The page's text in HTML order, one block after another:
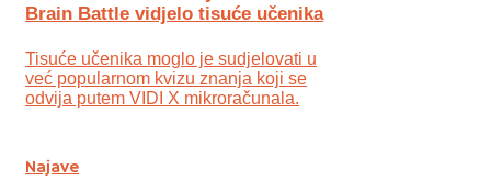
Brain Battle vidjelo tisuće učenika
Tisuće učenika moglo je sudjelovati u
već popularnom kvizu znanja koji se
odvija putem VIDI X mikroračunala.
Najave